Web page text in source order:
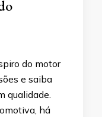
do motor
e saiba
qualidade.
há